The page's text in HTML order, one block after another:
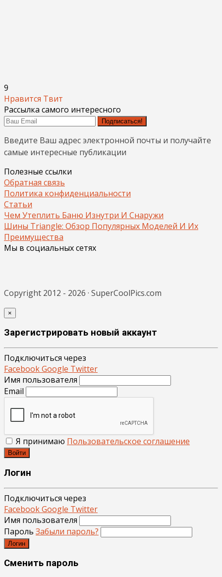
9
Нравится Твит
Рассылка самого интересного
Подписаться!
Введите Ваш адрес электронной почты и получайте
самые интересные публикации
Полезные ссылки
Обратная связь
Политика конфиденциальности
Статьи
Чем Утеплить Баню Изнутри И Снаружи
Шины Triangle: Обзор Популярных Моделей И Их
Преимущества
Мы в социальных сетях
Copyright 2012 - 2026 · SuperCoolPics.com
×
Зарегистрировать новый аккаунт
Подключиться через
FacebookGoogle Twitter
Имя пользователя
Email
Я принимаю Пользовательское соглашение
Войти
Логин
Подключиться через
FacebookGoogle Twitter
Имя пользователя
Пароль Забыли пароль?
Логин
Сменить пароль